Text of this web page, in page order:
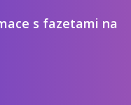
s fazetami na